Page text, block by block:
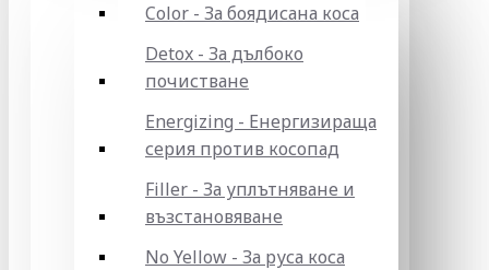
Color - За боядисана коса
Detox - За дълбоко
почистване
Energizing - Енергизираща
серия против косопад
Filler - За уплътняване и
възстановяване
No Yellow - За руса коса